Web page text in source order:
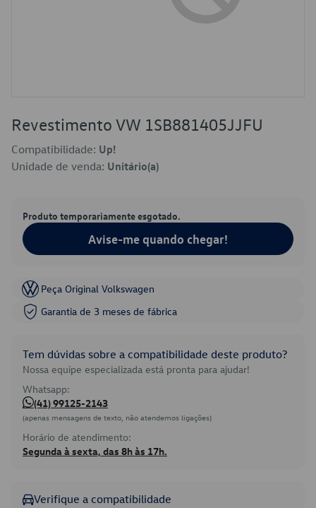
Revestimento VW 1SB881405JJFU
Compatibilidade: Up!
Unidade de venda: Unitário(a)
Produto temporariamente esgotado.
Avise-me quando chegar!
Peça Original Volkswagen
Garantia de 3 meses de fábrica
Tem dúvidas sobre a compatibilidade deste produto?
Nossa equipe especializada está pronta para ajudar!
Whatsapp:
(41) 99125-2143
(apenas mensagens de texto, não atendemos ligações)
Horário de atendimento:
Segunda à sexta, das 8h às 17h.
Verifique a compatibilidade